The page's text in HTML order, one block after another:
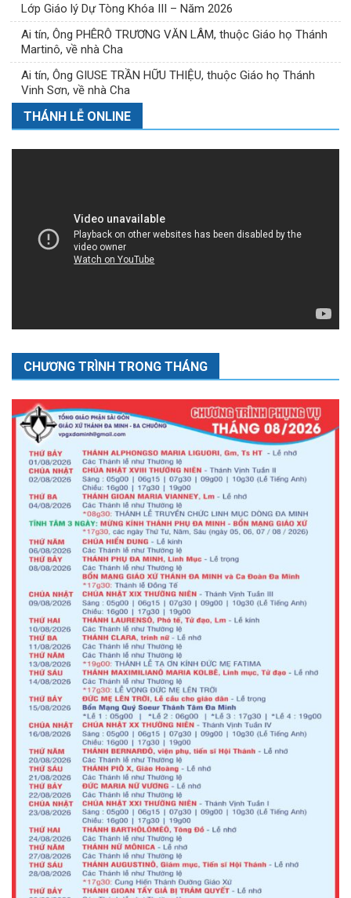
Lớp Giáo lý Dự Tòng Khóa III – Năm 2026
Ai tín, Ông PHÊRÔ TRƯƠNG VĂN LÂM, thuộc Giáo họ Thánh
Martinô, về nhà Cha
Ai tín, Ông GIUSE TRẦN HỮU THIỆU, thuộc Giáo họ Thánh
Vinh Sơn, về nhà Cha
THÁNH LỄ ONLINE
CHƯƠNG TRÌNH TRONG THÁNG